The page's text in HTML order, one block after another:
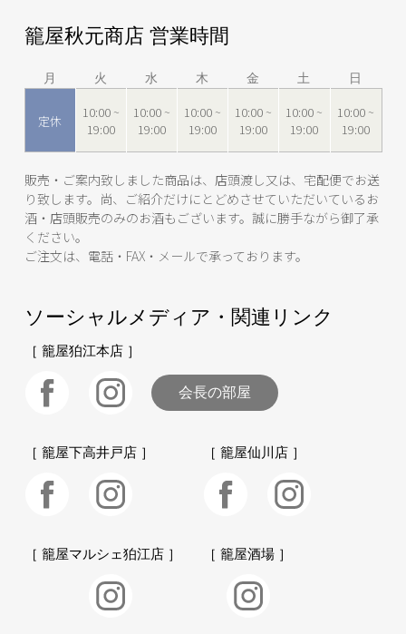
ソーシャルメディア・関連リンク
［ 籠屋狛江本店 ］
会長の部屋
［ 籠屋下高井戸店 ］ ［ 籠屋仙川店 ］
［ 籠屋マルシェ狛江店 ］ ［ 籠屋酒場 ］
籠屋秋元商店 営業時間
月 火 水 木 金 土 日
定休
10:00 ~
19:00
10:00 ~
19:00
10:00 ~
19:00
10:00 ~
19:00
10:00 ~
19:00
10:00 ~
19:00
販売・ご案内致しました商品は、店頭渡し又は、宅配便でお送
り致します。尚、ご紹介だけにとどめさせていただいているお
酒・店頭販売のみのお酒もございます。誠に勝手ながら御了承
ください。
ご注文は、電話・FAX・メールで承っております。